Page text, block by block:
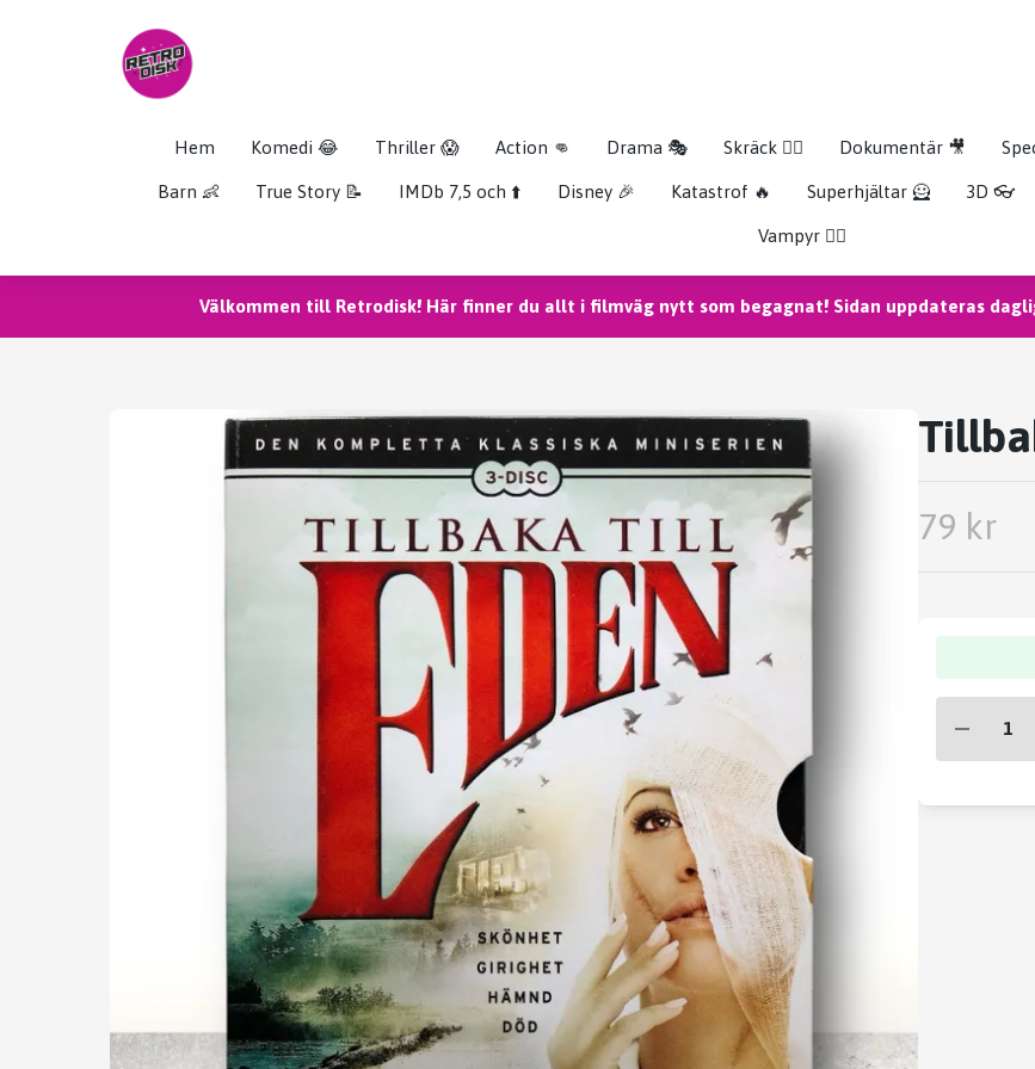
Hem Komedi 😂 Thriller 😱 Action 👊 Drama 🎭 Skräck 🧟‍♂️ Dokumentär 🎥
Barn 👶 True Story 📝 IMDb 7,5 och ⬆️ Disney 🎉 Katastrof 🔥 Superhjältar 🦸 3D 👓
Vampyr 🧛‍♀️
Välkommen till Retrodisk! Här finner du allt i filmväg nytt som begagnat! Sidan uppdateras
79 kr